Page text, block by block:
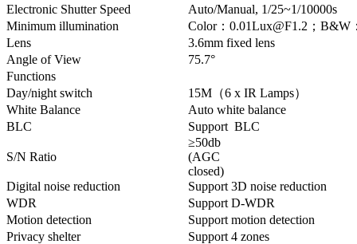
Electronic Shutter Speed
Auto/Manual, 1/25~1/10000s
Minimum illumination
Color：0.01Lux@F1.2；B&W
Lens
3.6mm fixed lens
Angle of View
75.7°
Functions
Day/night switch
15M（6 x IR Lamps）
White Balance
Auto white balance
BLC
Support BLC
S/N Ratio
≥50db
(AGC
closed)
Digital noise reduction
Support 3D noise reduction
WDR
Support D-WDR
Motion detection
Support motion detection
Privacy shelter
Support 4 zones